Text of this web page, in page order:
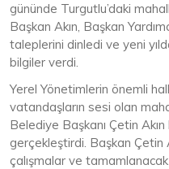
gününde Turgutlu’daki
Başkan Akın, Başkan
taleplerini dinledi ve yeni
bilgiler verdi.
Yerel Yönetimlerin önemli
vatandaşların sesi olan
Belediye Başkanı Çetin
gerçekleştirdi. Başkan Çetin
çalışmalar ve